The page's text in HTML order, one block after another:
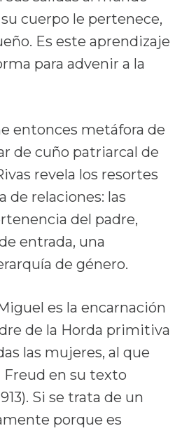
cuerpo le pertenece,
Es este aprendizaje
para advenir a la
entonces metáfora de
de cuño patriarcal de
revela los resortes
de relaciones: las
del padre,
entrada, una
de género.
es la encarnación
de la Horda primitiva
las mujeres, al que
Freud en su texto
Si se trata de un
porque es